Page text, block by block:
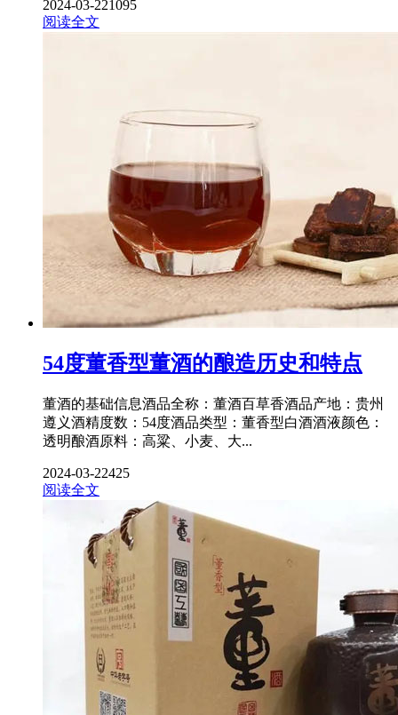
2024-03-221095
阅读全文
54度董香型董酒的酿造历史和特点
董酒的基础信息酒品全称：董酒百草香酒品产地：贵州
遵义酒精度数：54度酒品类型：董香型白酒酒液颜色：
透明酿酒原料：高粱、小麦、大...
2024-03-22425
阅读全文